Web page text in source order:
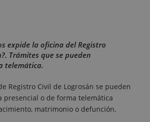
expide la oficina del Registro
Trámites que se pueden
telemática.
Registro Civil de Logrosán se pueden
presencial o de forma telemática
matrimonio o defunción.